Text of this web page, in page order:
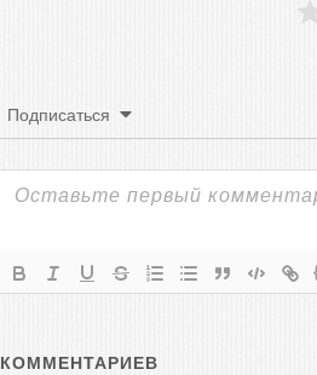
Подписаться
КОММЕНТАРИЕВ